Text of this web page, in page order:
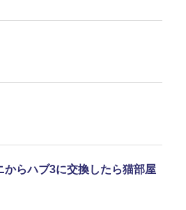
らハブ3に交換したら猫部屋